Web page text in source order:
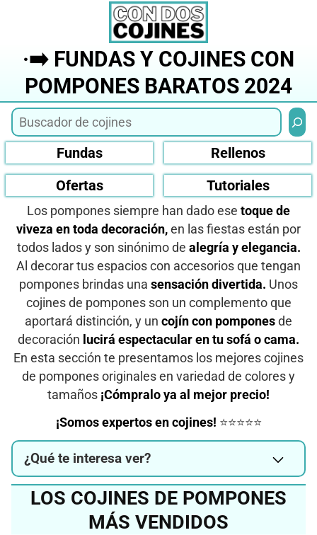
·➡️ FUNDAS Y COJINES CON
POMPONES BARATOS 2024
Fundas
Rellenos
Ofertas
Tutoriales
Los pompones siempre han dado ese toque de
viveza en toda decoración, en las fiestas están por
todos lados y son sinónimo de alegría y elegancia.
Al decorar tus espacios con accesorios que tengan
pompones brindas una sensación divertida. Unos
cojines de pompones son un complemento que
aportará distinción, y un cojín con pompones de
decoración lucirá espectacular en tu sofá o cama.
En esta sección te presentamos los mejores cojines
de pompones originales en variedad de colores y
tamaños ¡Cómpralo ya al mejor precio!
¡Somos expertos en cojines! ⭐⭐⭐⭐⭐
¿Qué te interesa ver?
LOS COJINES DE POMPONES
MÁS VENDIDOS